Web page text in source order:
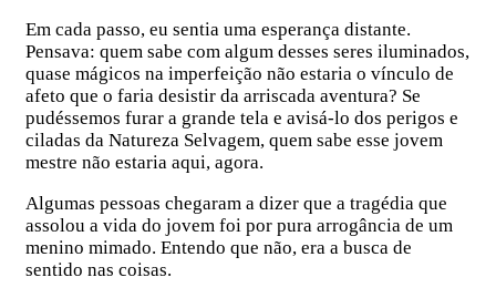
Em cada passo, eu sentia uma esperança distante.
Pensava: quem sabe com algum desses seres iluminados,
quase mágicos na imperfeição não estaria o vínculo de
afeto que o faria desistir da arriscada aventura? Se
pudéssemos furar a grande tela e avisá-lo dos perigos e
ciladas da Natureza Selvagem, quem sabe esse jovem
mestre não estaria aqui, agora.
Algumas pessoas chegaram a dizer que a tragédia que
assolou a vida do jovem foi por pura arrogância de um
menino mimado. Entendo que não, era a busca de
sentido nas coisas.